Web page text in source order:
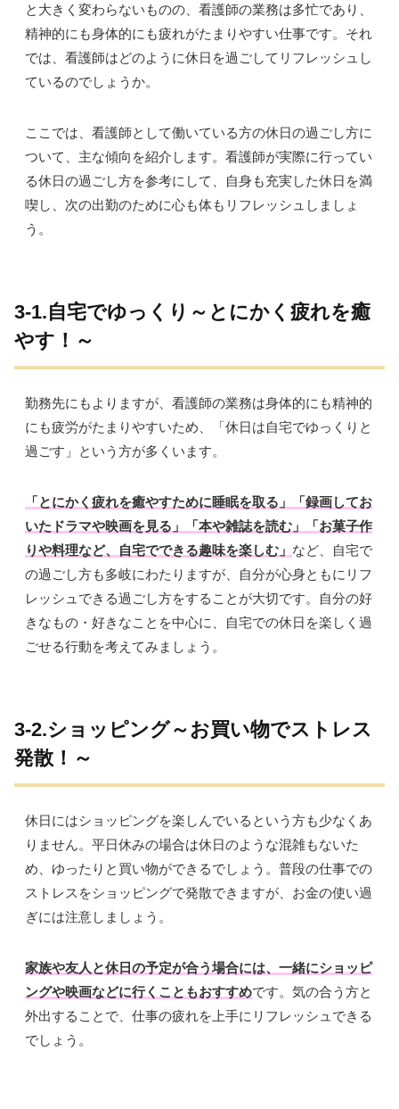
と大きく変わらないものの、看護師の業務は多忙であり、
精神的にも身体的にも疲れがたまりやすい仕事です。それ
では、看護師はどのように休日を過ごしてリフレッシュし
ているのでしょうか。
ここでは、看護師として働いている方の休日の過ごし方に
ついて、主な傾向を紹介します。看護師が実際に行ってい
る休日の過ごし方を参考にして、自身も充実した休日を満
喫し、次の出勤のために心も体もリフレッシュしましょ
う。
3-1.自宅でゆっくり～とにかく疲れを癒
やす！～
勤務先にもよりますが、看護師の業務は身体的にも精神的
にも疲労がたまりやすいため、「休日は自宅でゆっくりと
過ごす」という方が多くいます。
「とにかく疲れを癒やすために睡眠を取る」「録画してお
いたドラマや映画を見る」「本や雑誌を読む」「お菓子作
りや料理など、自宅でできる趣味を楽しむ」 など、自宅で
の過ごし方も多岐にわたりますが、自分が心身ともにリフ
レッシュできる過ごし方をすることが大切です。自分の好
きなもの・好きなことを中心に、自宅での休日を楽しく過
ごせる行動を考えてみましょう。
3-2.ショッピング～お買い物でストレス
発散！～
休日にはショッピングを楽しんでいるという方も少なくあ
りません。平日休みの場合は休日のような混雑もないた
め、ゆったりと買い物ができるでしょう。普段の仕事での
ストレスをショッピングで発散できますが、お金の使い過
ぎには注意しましょう。
家族や友人と休日の予定が合う場合には、一緒にショッピ
ングや映画などに行くこともおすすめです。気の合う方と
外出することで、仕事の疲れを上手にリフレッシュできる
でしょう。